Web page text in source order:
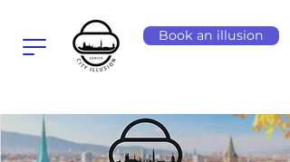
Book an illusion